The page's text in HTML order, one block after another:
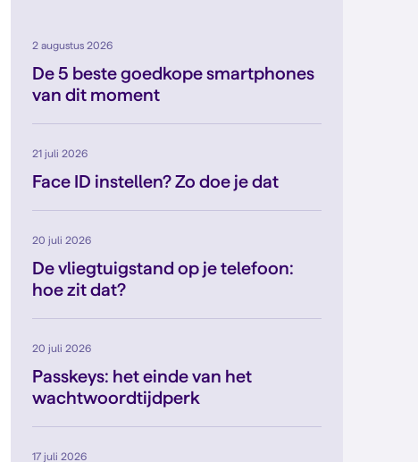
2 augustus 2026
De 5 beste goedkope smartphones
van dit moment
21 juli 2026
Face ID instellen? Zo doe je dat
20 juli 2026
De vliegtuigstand op je telefoon:
hoe zit dat?
20 juli 2026
Passkeys: het einde van het
wachtwoordtijdperk
17 juli 2026